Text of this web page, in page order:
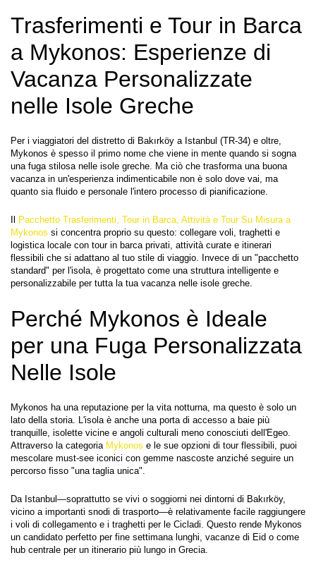
Trasferimenti e Tour in Barca
a Mykonos: Esperienze di
Vacanza Personalizzate
nelle Isole Greche
Per i viaggiatori del distretto di Bakırköy a Istanbul (TR-34) e oltre,
Mykonos è spesso il primo nome che viene in mente quando si sogna
una fuga stilosa nelle isole greche. Ma ciò che trasforma una buona
vacanza in un'esperienza indimenticabile non è solo dove vai, ma
quanto sia fluido e personale l'intero processo di pianificazione.
Pacchetto Trasferimenti, Tour in Barca, Attività e Tour Su Misura a
Mykonos si concentra proprio su questo: collegare voli, traghetti e
logistica locale con tour in barca privati, attività curate e itinerari
flessibili che si adattano al tuo stile di viaggio. Invece di un "pacchetto
standard" per l'isola, è progettato come una struttura intelligente e
personalizzabile per tutta la tua vacanza nelle isole greche.
Perché Mykonos è Ideale
per una Fuga Personalizzata
Nelle Isole
Mykonos ha una reputazione per la vita notturna, ma questo è solo un
lato della storia. L'isola è anche una porta di accesso a baie più
tranquille, isolette vicine e angoli culturali meno conosciuti dell'Egeo.
Attraverso la categoria Mykonos e le sue opzioni di tour flessibili, puoi
mescolare must-see iconici con gemme nascoste anziché seguire un
percorso fisso "una taglia unica".
Da Istanbul—soprattutto se vivi o soggiorni nei dintorni di Bakırköy,
vicino a importanti snodi di trasporto—è relativamente facile raggiungere
i voli di collegamento e i traghetti per le Cicladi. Questo rende Mykonos
un candidato perfetto per fine settimana lunghi, vacanze di Eid o come
hub centrale per un itinerario più lungo in Grecia.